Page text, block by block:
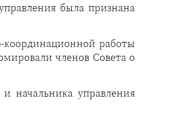
была признана
координационной работы
членов Совета о
начальника управления